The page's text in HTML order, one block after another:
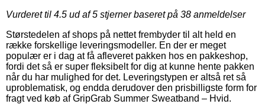
Vurderet til 4.5 ud af 5 stjerner baseret på 38 anmeldelser
Størstedelen af shops på nettet frembyder til alt held en
række forskellige leveringsmodeller. En der er meget
populær er i dag at få afleveret pakken hos en pakkeshop,
fordi det så er super fleksibelt for dig at kunne hente pakken
når du har mulighed for det. Leveringstypen er altså ret så
uproblematisk, og endda derudover den prisbilligste form for
fragt ved køb af GripGrab Summer Sweatband – Hvid.